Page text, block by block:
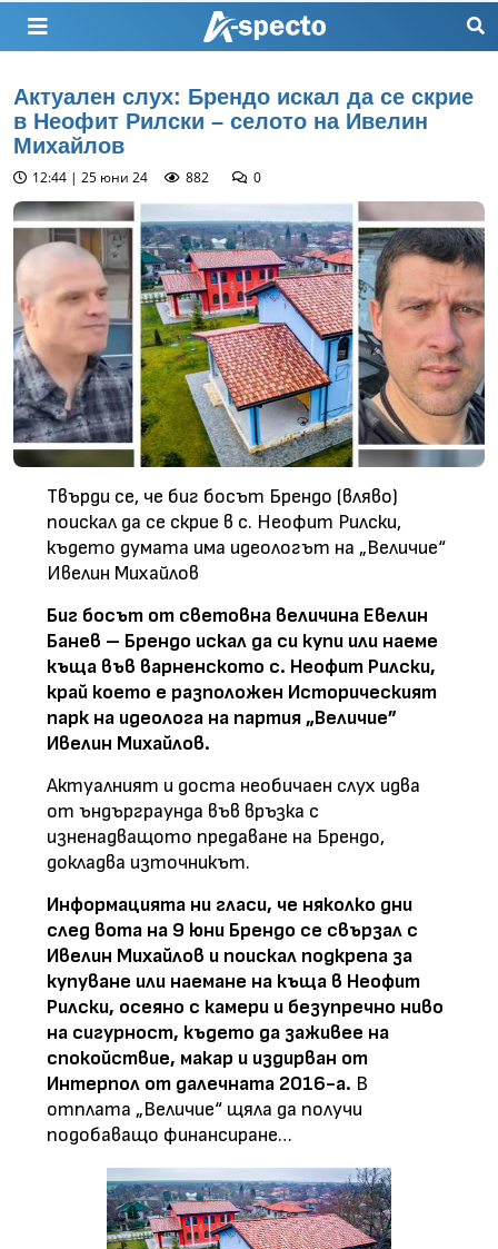
Актуален слух: Брендо искал да се скрие
в Неофит Рилски – селото на Ивелин
Михайлов
12:44 | 25 юни 24 882 0
Твърди се, че биг босът Брендо (вляво)
поискал да се скрие в с. Неофит Рилски,
където думата има идеологът на „Величие“
Ивелин Михайлов
Биг босът от световна величина Евелин
Банев – Брендо искал да си купи или наеме
къща във варненското с. Неофит Рилски,
край което е разположен Историческият
парк на идеолога на партия „Величие”
Ивелин Михайлов.
Актуалният и доста необичаен слух идва
от ъндърграунда във връзка с
изненадващото предаване на Брендо,
докладва източникът.
Информацията ни гласи, че няколко дни
след вота на 9 юни Брендо се свързал с
Ивелин Михайлов и поискал подкрепа за
купуване или наемане на къща в Неофит
Рилски, осеяно с камери и безупречно ниво
на сигурност, където да заживее на
спокойствие, макар и издирван от
Интерпол от далечната 2016-а. В
отплата „Величие“ щяла да получи
подобаващо финансиране…